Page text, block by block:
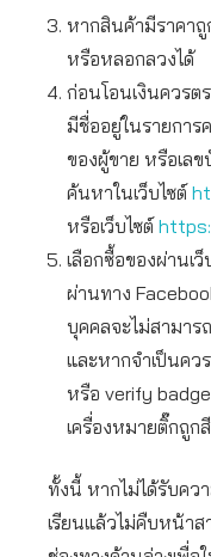
หากสินค้ามีราคาถู
หรือหลอกลวงได้
ก่อนโอนเงินควร
มีชื่ออยู่ในรายการ
ของผู้ขาย หรือเล
ค้นหาในเว็บไซต์
หรือเว็บไซต์
เลือกซื้อของผ่านเ
ผ่านทาง
บุคคลจะไม่สามาร
และหากจำเป็นคว
หรือ verify
เครื่องหมายติ๊กถูก
ทั้งนี้ หากไม่ได้รับคว
เรียนแล้วไม่คืบหน้า